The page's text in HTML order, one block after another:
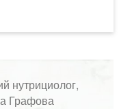
нутрициолог,
Графова